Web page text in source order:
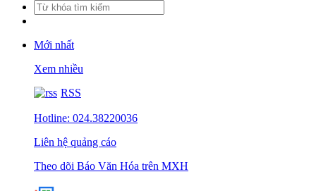
Mới nhất
Xem nhiều
RSS
Hotline: 024.38220036
Liên hệ quảng cáo
Theo dõi Báo Văn Hóa trên MXH